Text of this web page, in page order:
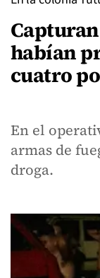
habían
cuatro
En el
armas de
droga.